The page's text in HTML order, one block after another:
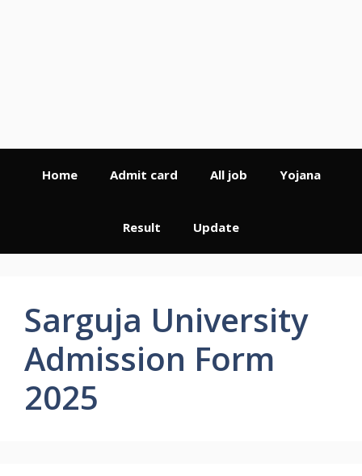
Home Admit card All job Yojana
Result Update
Sarguja University
Admission Form
2025